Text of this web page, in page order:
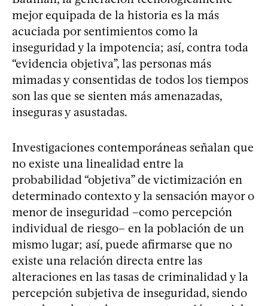
mejor equipada de la historia es la más
acuciada por sentimientos como la
inseguridad y la impotencia; así, contra toda
“evidencia objetiva”, las personas más
mimadas y consentidas de todos los tiempos
son las que se sienten más amenazadas,
inseguras y asustadas.
Investigaciones contemporáneas señalan que
no existe una linealidad entre la
probabilidad “objetiva” de victimización en
determinado contexto y la sensación mayor o
menor de inseguridad –como percepción
individual de riesgo– en la población de un
mismo lugar; así, puede afirmarse que no
existe una relación directa entre las
alteraciones en las tasas de criminalidad y la
percepción subjetiva de inseguridad, siendo